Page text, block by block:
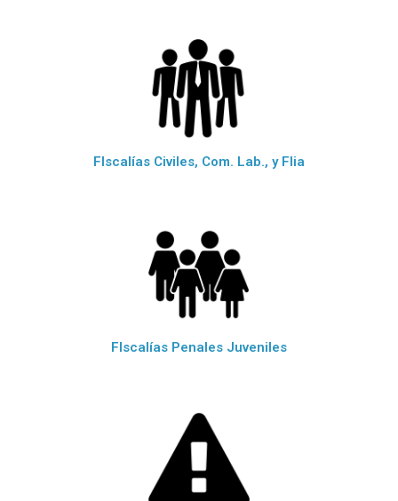
FIscalías Civiles, Com. Lab., y Flia
FIscalías Penales Juveniles